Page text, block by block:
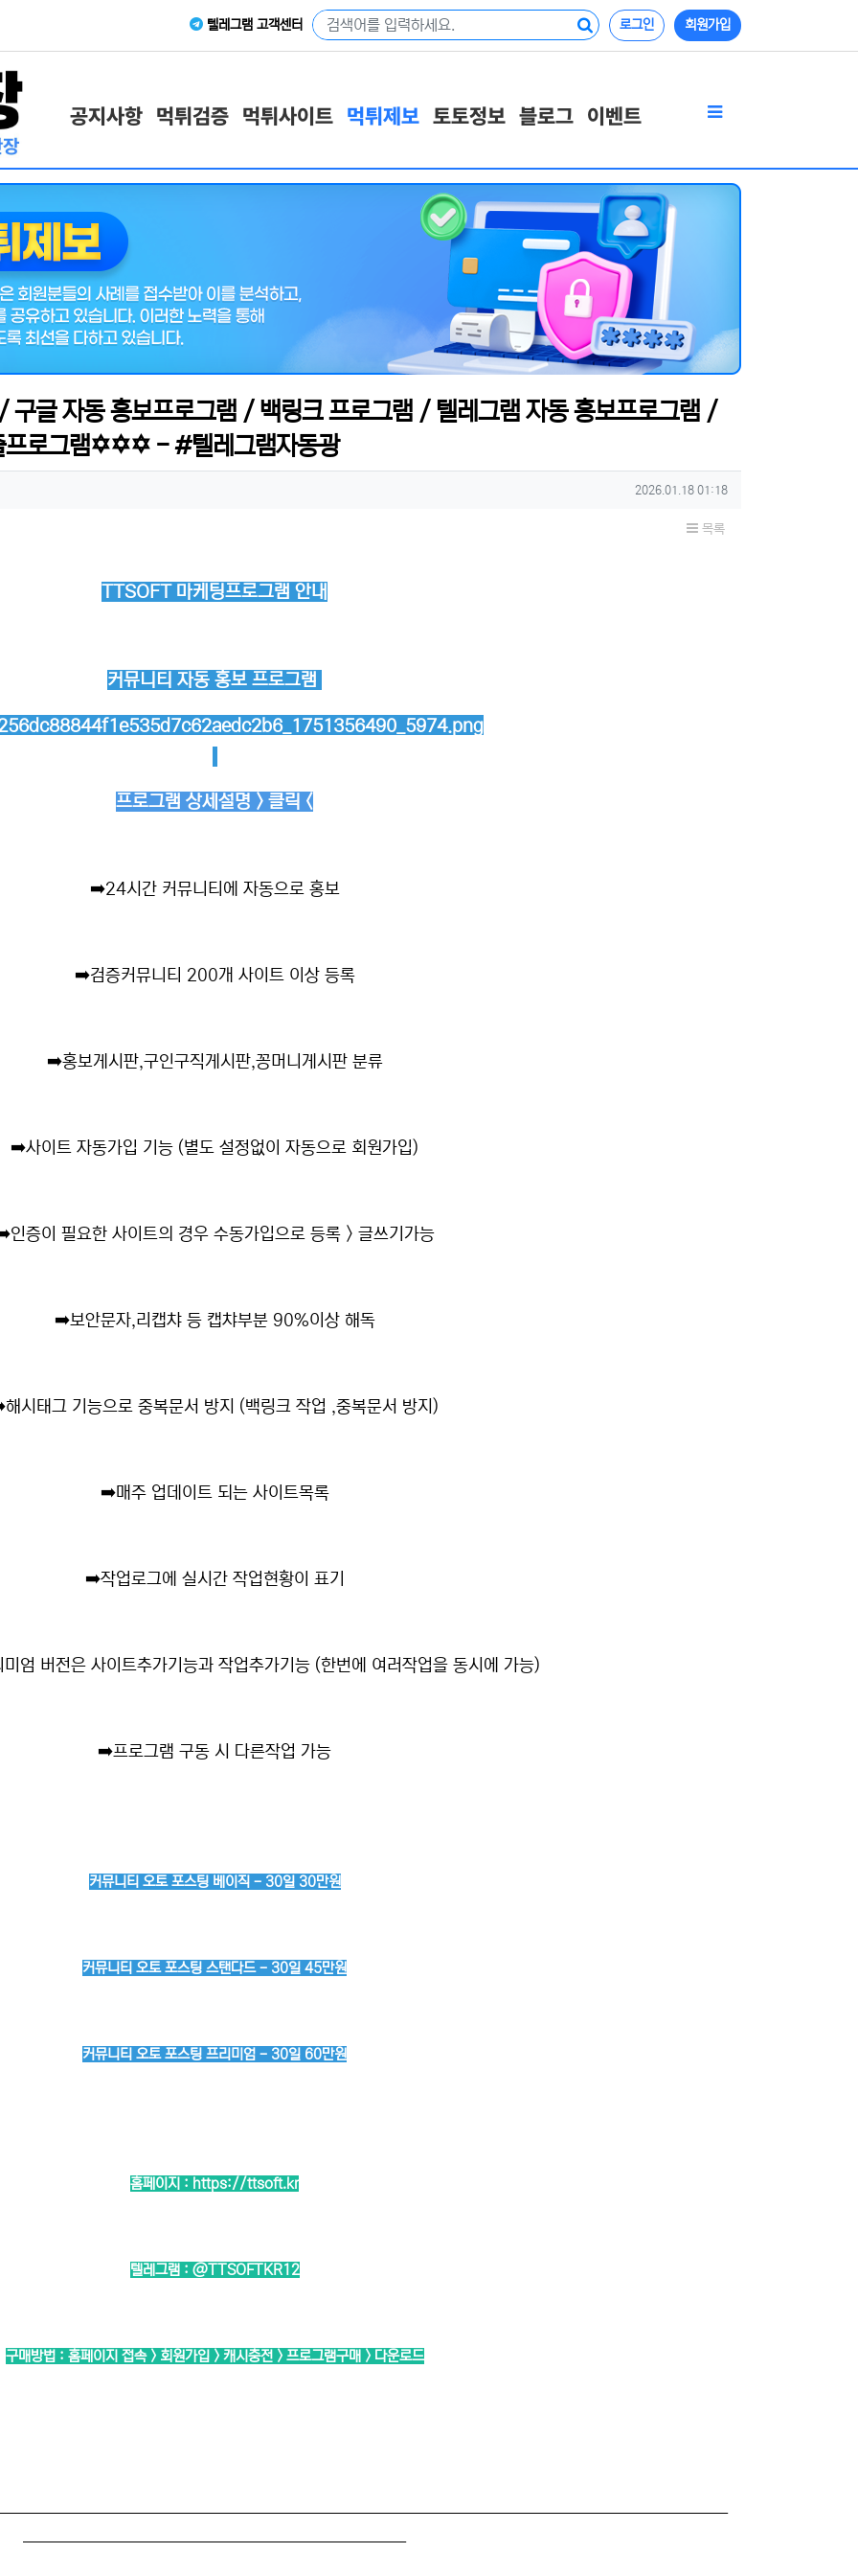
텔레그램 고객센터 로그인 회원가입
공지사항 먹튀검증 먹튀사이트 먹튀제보 토토정보 블로그 이벤트
글 자동 홍보프로그램 / 백링크 프로그램 / 텔레그램 자동 홍보프로그램 /
프로그램✡️✡️✡️ - #텔레그램자동광
작성일
2026.01.18 01:18
목록
TTSOFT 마케팅프로그램 안내
커뮤니티 자동 홍보 프로그램
프로그램 상세설명 > 클릭 <
➡️24시간 커뮤니티에 자동으로 홍보
➡️검증커뮤니티 200개 사이트 이상 등록
➡️홍보게시판,구인구직게시판,꽁머니게시판 분류
➡️사이트 자동가입 기능 (별도 설정없이 자동으로 회원가입)
인증이 필요한 사이트의 경우 수동가입으로 등록 > 글쓰기가능
➡️보안문자,리캡챠 등 캡챠부분 90%이상 해독
해시태그 기능으로 중복문서 방지 (백링크 작업 ,중복문서 방지)
➡️매주 업데이트 되는 사이트목록
➡️작업로그에 실시간 작업현황이 표기
엄 버전은 사이트추가기능과 작업추가기능 (한번에 여러작업을 동시에 가능)
➡️프로그램 구동 시 다른작업 가능
커뮤니티 오토 포스팅 베이직 - 30일 30만원
커뮤니티 오토 포스팅 스탠다드 - 30일 45만원
커뮤니티 오토 포스팅 프리미엄 - 30일 60만원
홈페이지 : https://ttsoft.kr
텔레그램 : @TTSOFTKR12
구매방법 : 홈페이지 접속 > 회원가입 > 캐시충전 > 프로그램구매 > 다운로드
─────────────────────────